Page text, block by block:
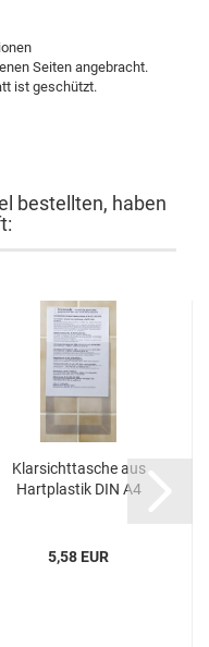
Seiten angebracht.
ist geschützt.
bestellten, haben
Klarsichttasche aus
Hartplastik DIN A4
5,58 EUR